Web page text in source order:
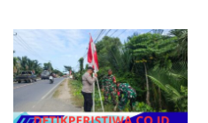
Kinerja Dinas Pertanian